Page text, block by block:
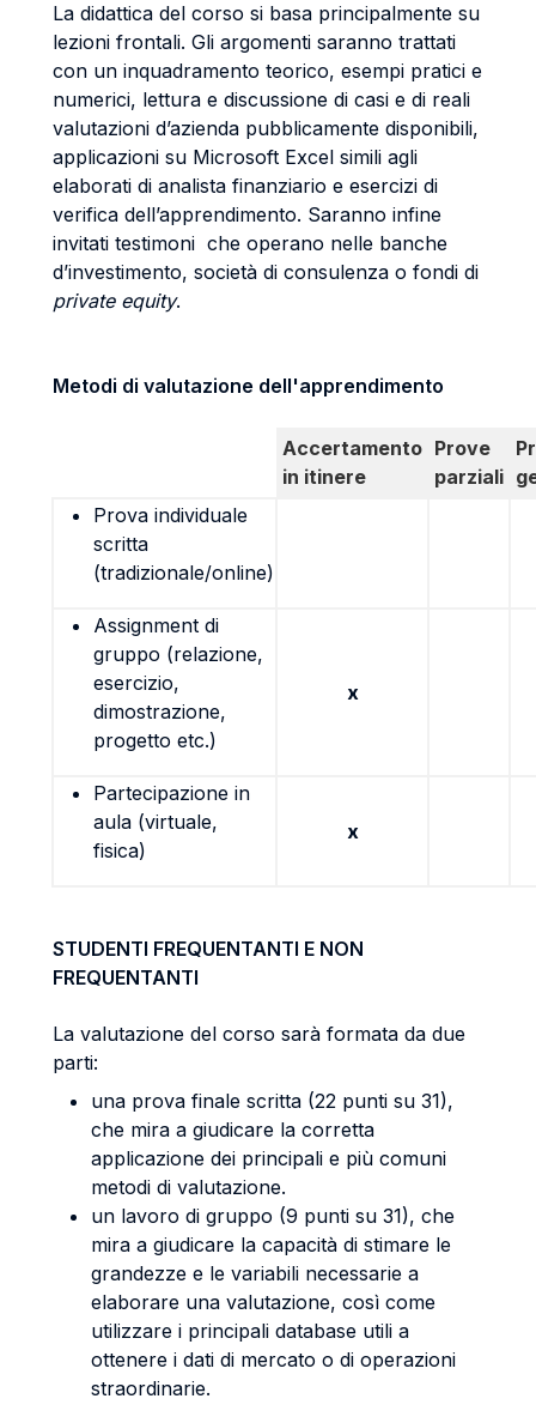
La didattica del corso si basa principalmente su
lezioni frontali. Gli argomenti saranno trattati
con un inquadramento teorico, esempi pratici e
numerici, lettura e discussione di casi e di reali
valutazioni d’azienda pubblicamente disponibili,
applicazioni su Microsoft Excel simili agli
elaborati di analista finanziario e esercizi di
verifica dell’apprendimento. Saranno infine
invitati testimoni che operano nelle banche
d’investimento, società di consulenza o fondi di
private equity.
Metodi di valutazione dell'apprendimento
Accertamento
in itinere
Prove
parziali
Prova individuale
scritta
(tradizionale/online)
Assignment di
gruppo (relazione,
esercizio,
dimostrazione,
progetto etc.)
x
Partecipazione in
aula (virtuale,
fisica)
x
STUDENTI FREQUENTANTI E NON
FREQUENTANTI
La valutazione del corso sarà formata da due
parti:
una prova finale scritta (22 punti su 31),
che mira a giudicare la corretta
applicazione dei principali e più comuni
metodi di valutazione.
un lavoro di gruppo (9 punti su 31), che
mira a giudicare la capacità di stimare le
grandezze e le variabili necessarie a
elaborare una valutazione, così come
utilizzare i principali database utili a
ottenere i dati di mercato o di operazioni
straordinarie.